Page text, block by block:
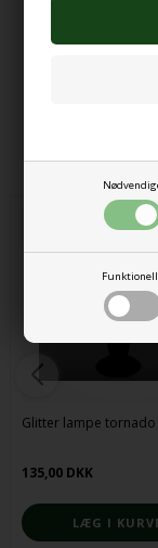
Farver: mange
Glitter lampe tornado
135,00 DKK